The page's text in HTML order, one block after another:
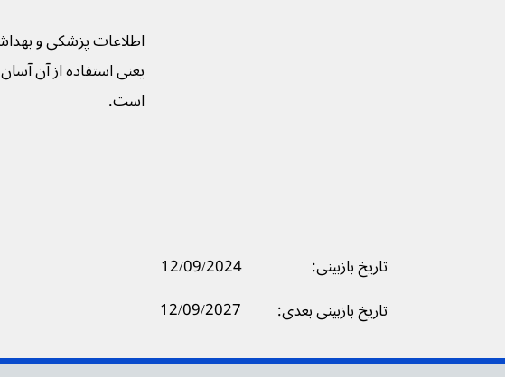
اطلاعات پزشکی و
یعنی استفاده از آن
است.
12/09/2024
تاریخ بازبینی:
12/09/2027
تاریخ بازبینی بعدی: